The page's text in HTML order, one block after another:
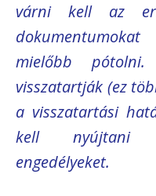
várni kell az
mielőbb
visszatartják (ez
a visszatartási
kell nyújtani
engedélyeket.